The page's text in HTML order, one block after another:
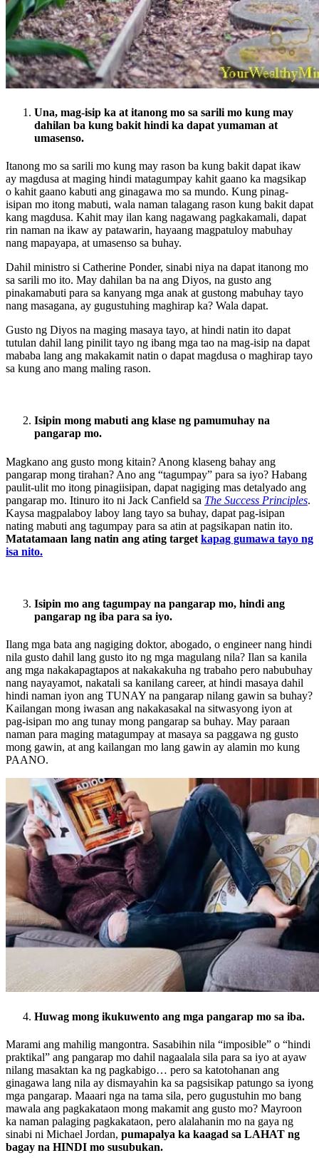
Una, mag-isip ka at itanong mo sa sarili mo kung may
dahilan ba kung bakit hindi ka dapat yumaman at
umasenso.
Itanong mo sa sarili mo kung may rason ba kung bakit dapat ikaw
ay magdusa at maging hindi matagumpay kahit gaano ka magsikap
o kahit gaano kabuti ang ginagawa mo sa mundo. Kung pinag-
isipan mo itong mabuti, wala naman talagang rason kung bakit dapat
kang magdusa. Kahit may ilan kang nagawang pagkakamali, dapat
rin naman na ikaw ay patawarin, hayaang magpatuloy mabuhay
nang mapayapa, at umasenso sa buhay.
Dahil ministro si Catherine Ponder, sinabi niya na dapat itanong mo
sa sarili mo ito. May dahilan ba na ang Diyos, na gusto ang
pinakamabuti para sa kanyang mga anak at gustong mabuhay tayo
nang masagana, ay gugustuhing maghirap ka? Wala dapat.
Gusto ng Diyos na maging masaya tayo, at hindi natin ito dapat
tutulan dahil lang pinilit tayo ng ibang mga tao na mag-isip na dapat
mababa lang ang makakamit natin o dapat magdusa o maghirap tayo
sa kung ano mang maling rason.
Isipin mong mabuti ang klase ng pamumuhay na
pangarap mo.
Magkano ang gusto mong kitain? Anong klaseng bahay ang
pangarap mong tirahan? Ano ang “tagumpay” para sa iyo? Habang
paulit-ulit mo itong pinagiisipan, dapat nagiging mas detalyado ang
pangarap mo. Itinuro ito ni Jack Canfield sa The Success Principles.
Kaysa magpalaboy laboy lang tayo sa buhay, dapat pag-isipan
nating mabuti ang tagumpay para sa atin at pagsikapan natin ito.
Matatamaan lang natin ang ating target kapag gumawa tayo ng
isa nito.
Isipin mo ang tagumpay na pangarap mo, hindi ang
pangarap ng iba para sa iyo.
Ilang mga bata ang nagiging doktor, abogado, o engineer nang hindi
nila gusto dahil lang gusto ito ng mga magulang nila? Ilan sa kanila
ang mga nakakapagtapos at nakakakuha ng trabaho pero nabubuhay
nang nayayamot, nakatali sa kanilang career, at hindi masaya dahil
hindi naman iyon ang TUNAY na pangarap nilang gawin sa buhay?
Kailangan mong iwasan ang nakakasakal na sitwasyong iyon at
pag-isipan mo ang tunay mong pangarap sa buhay. May paraan
naman para maging matagumpay at masaya sa paggawa ng gusto
mong gawin, at ang kailangan mo lang gawin ay alamin mo kung
PAANO.
Huwag mong ikukuwento ang mga pangarap mo sa iba.
Marami ang mahilig mangontra. Sasabihin nila “imposible” o “hindi
praktikal” ang pangarap mo dahil nagaalala sila para sa iyo at ayaw
nilang masaktan ka ng pagkabigo… pero sa katotohanan ang
ginagawa lang nila ay dismayahin ka sa pagsisikap patungo sa iyong
mga pangarap. Maaari nga na tama sila, pero gugustuhin mo bang
mawala ang pagkakataon mong makamit ang gusto mo? Mayroon
ka naman palaging pagkakataon, pero alalahanin mo na gaya ng
sinabi ni Michael Jordan, pumapalya ka kaagad sa LAHAT ng
bagay na HINDI mo susubukan.